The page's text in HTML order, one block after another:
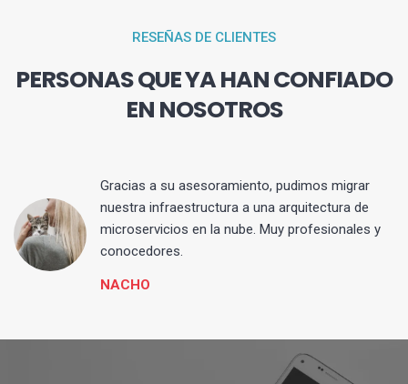
RESEÑAS DE CLIENTES
PERSONAS QUE YA HAN CONFIADO
EN NOSOTROS
Gracias a su asesoramiento, pudimos migrar
nuestra infraestructura a una arquitectura de
microservicios en la nube. Muy profesionales y
conocedores.
NACHO